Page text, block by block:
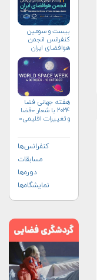
بیست و سومین
کنفرانس انجمن
هوافضای ايران
هفته جهانی فضا
۲۰۲۴ با شعار «فضا
و تغییرات اقلیمی»
کنفرانس‌ها
مسابقات
دوره‌ها
نمایشگاه‌ها